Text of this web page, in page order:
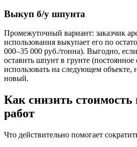
Выкуп б/у шпунта
Промежуточный вариант: заказчик
использования выкупает его по
000–35 000 руб./тонна). Выгодно,
оставить шпунт в грунте
использовать на следующем объекте,
новый.
Как снизить
работ
Что действительно помогает